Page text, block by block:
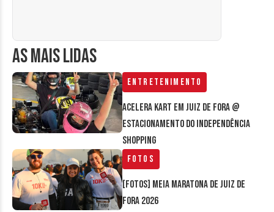
AS MAIS LIDAS
Entretenimento
Acelera Kart em Juiz de Fora @
estacionamento do Independência
Shopping
Fotos
[FOTOS] Meia Maratona de Juiz de
Fora 2026